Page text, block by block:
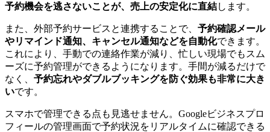
予約機会を逃さないことが、売上の安定化に直結します。
また、外部予約サービスと連携することで、 予約確認メール
やリマインド通知、キャンセル通知などを自動化できます。
これにより、手動での連絡作業が減り、忙しい現場でもスム
ーズに予約管理ができるようになります。手間が減るだけで
なく、 予約忘れやダブルブッキングを防ぐ効果も非常に大き
いです。
スマホで管理できる点も見逃せません。Googleビジネスプロ
フィールの管理画面で予約状況をリアルタイムに確認できる